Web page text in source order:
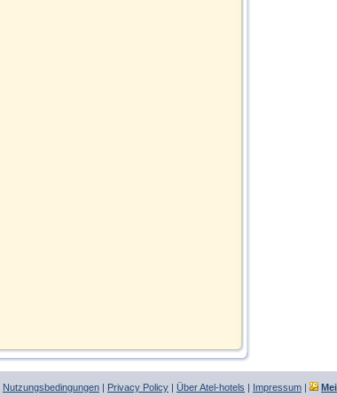
Nutzungsbedingungen | Privacy Policy | Über Atel-hotels | Impressum |